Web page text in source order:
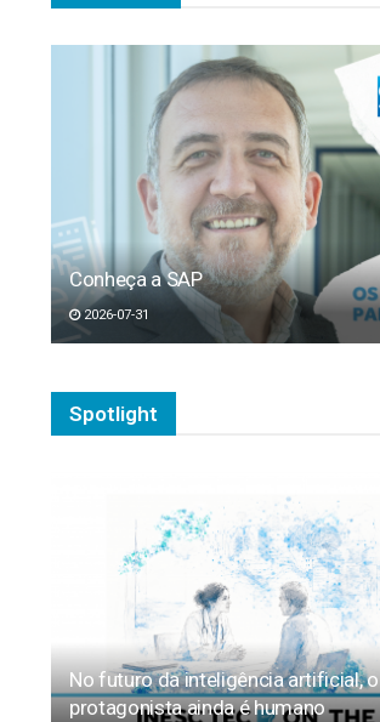
Conheça a SAP
2026-07-31
Spotlight
No futuro da inteligência artificial, o
protagonista ainda é humano